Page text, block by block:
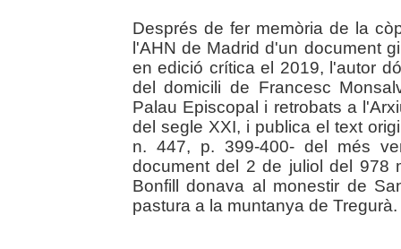
Després de fer memòria de la
l'AHN de Madrid d'un document
en edició crítica el 2019, l'autor
del domicili de Francesc
Palau Episcopal i retrobats a
del segle XXI, i publica el text
n. 447, p. 399-400- del més
document del 2 de juliol del 978
Bonfill donava al monestir de
pastura a la muntanya de Tregurà.